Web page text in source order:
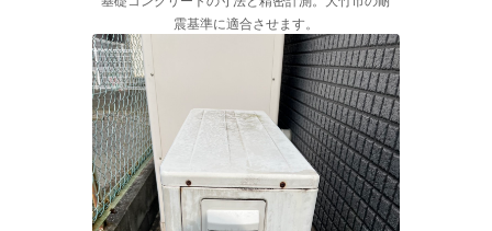
震基準に適合させます。